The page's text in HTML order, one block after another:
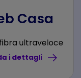
Casa
ultraveloce
i dettagli